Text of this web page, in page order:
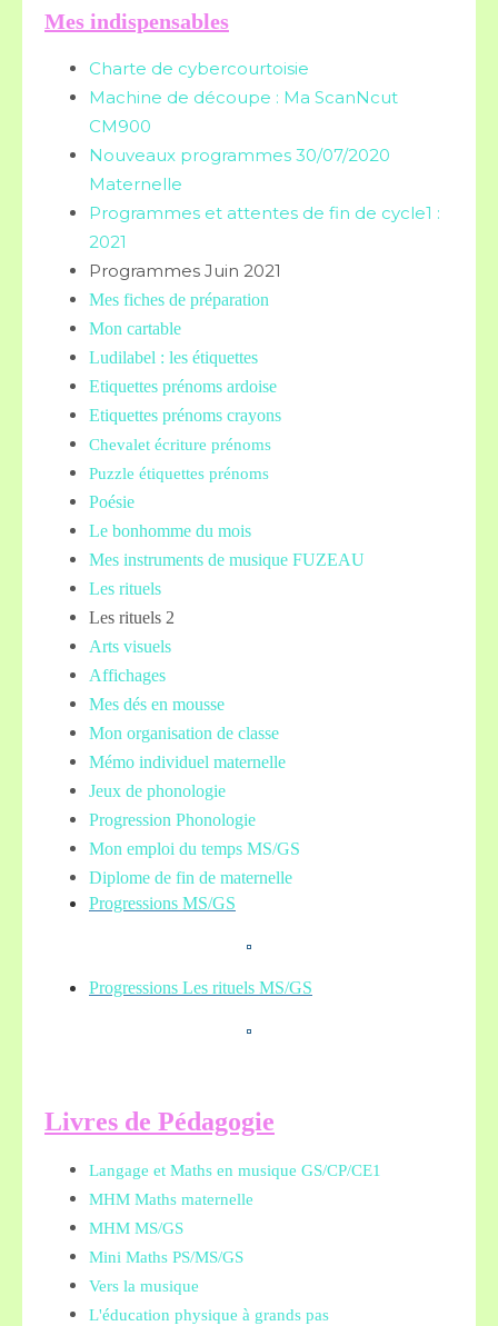
Mes indispensables
Charte de cybercourtoisie
Machine de découpe : Ma ScanNcut
CM900
Nouveaux programmes 30/07/2020
Maternelle
Programmes et attentes de fin de cycle1 :
2021
Programmes Juin 2021
Mes fiches de préparation
Mon cartable
Ludilabel : les étiquettes
Etiquettes prénoms ardoise
Etiquettes prénoms crayons
Chevalet écriture prénoms
Puzzle étiquettes prénoms
Poésie
Le bonhomme du mois
Mes instruments de musique FUZEAU
Les rituels
Les rituels 2
Arts visuels
Affichages
Mes dés en mousse
Mon organisation de classe
Mémo individuel maternelle
Jeux de phonologie
Progression Phonologie
Mon emploi du temps MS/GS
Diplome de fin de maternelle
Progressions MS/GS
Progressions Les rituels MS/GS
Livres de Pédagogie
Langage et Maths en musique GS/CP/CE1
MHM Maths maternelle
MHM MS/GS
Mini Maths PS/MS/GS
Vers la musique
L'éducation physique à grands pas